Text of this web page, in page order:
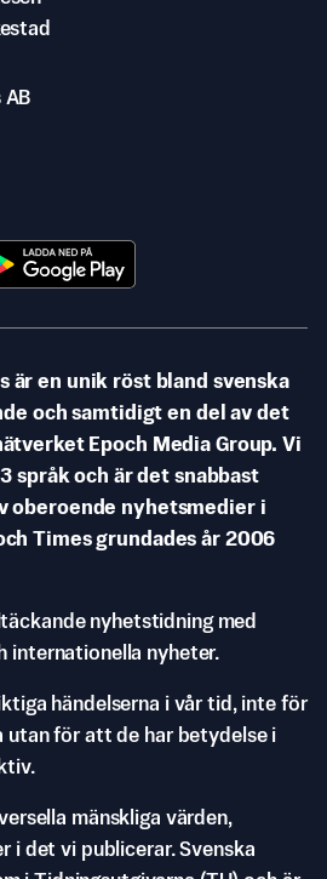
AB
är en unik röst bland svenska
och samtidigt en del av det
Epoch Media Group. Vi
språk och är det snabbast
oberoende nyhetsmedier i
Times grundades år 2006
nyhetstidning med
internationella nyheter.
händelserna i vår tid, inte för
utan för att de har betydelse i
mänskliga värden,
i det vi publicerar. Svenska